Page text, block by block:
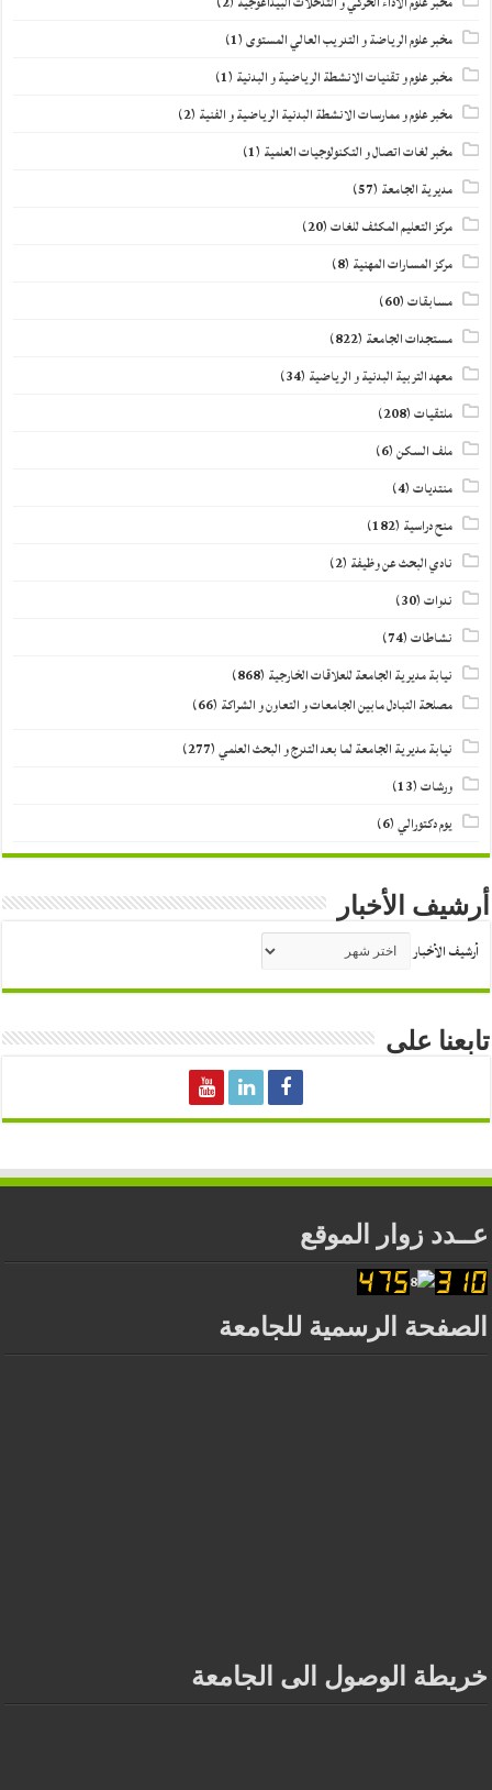
مخبر علوم الرياضة و التدريب العالي المستوى(1)
مخبر علوم و تقنيات الانشطة الرياضية و البدنية (1)
مخبر علوم و ممارسات الانشطة البدنية الرياضية و الفنية (2)
مخبر لغات اتصال و التكنولوجيات العلمية (1)
مديرية الجامعة (57)
مركز التعليم المكثف للغات(20)
مركز المسارات المهنية (8)
مسابقات(60)
مستجدات الجامعة (822)
معهد التربية البدنية و الرياضية (34)
ملتقيات(208)
ملف السكن(6)
منتديات(4)
منح دراسية (182)
نادي البحث عن وظيفة (2)
ندوات(30)
نشاطات(74)
نيابة مديرية الجامعة للعلاقات الخارجية (868)
مصلحة التبادل مابين الجامعات و التعاون و الشراكة (66)
نيابة مديرية الجامعة لما بعد التدرج و البحث العلمي(277)
ورشات(13)
يوم دكتورالي(6)
أرشيف الأخبار
أرشيف الأخبار
تابعنا على
عــدد زوار الموقع
الصفحة الرسمية للجامعة
خريطة الوصول الى الجامعة